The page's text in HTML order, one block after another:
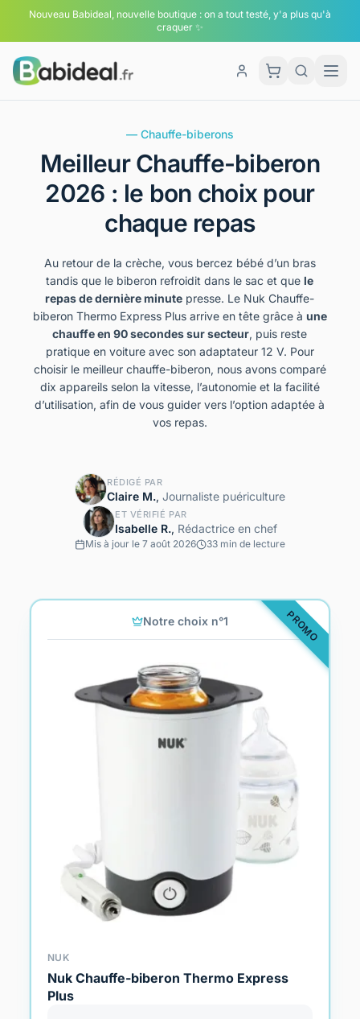
Nouveau Babideal, nouvelle boutique : on a tout testé, y'a plus qu'à
craquer ✨
— Chauffe-biberons
Meilleur Chauffe-biberon
2026 : le bon choix pour
chaque repas
Au retour de la crèche, vous bercez bébé d’un bras
tandis que le biberon refroidit dans le sac et quele
repas de dernière minute presse. Le Nuk Chauffe-
biberon Thermo Express Plus arrive en tête grâce à une
chauffe en 90 secondes sur secteur, puis reste
pratique en voiture avec son adaptateur 12 V. Pour
choisir le meilleur chauffe-biberon, nous avons comparé
dix appareils selon la vitesse, l’autonomie et la facilité
d’utilisation, afin de vous guider vers l’option adaptée à
vos repas.
RÉDIGÉ PAR
Claire M., Journaliste puériculture
ET VÉRIFIÉ PAR
Isabelle R., Rédactrice en chef
Mis à jour le 7 août 2026 33 min de lecture
PROMO
Notre choix n°1
NUK
Nuk Chauffe-biberon Thermo Express
Plus